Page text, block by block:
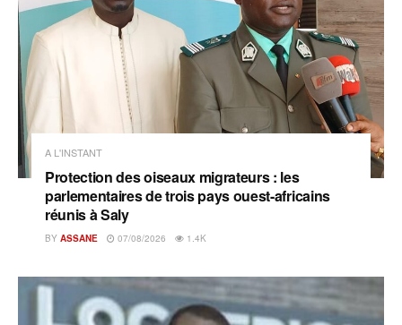
A L'INSTANT
Protection des oiseaux migrateurs : les
parlementaires de trois pays ouest-africains
réunis à Saly
BY ASSANE 07/08/2026 1.4K